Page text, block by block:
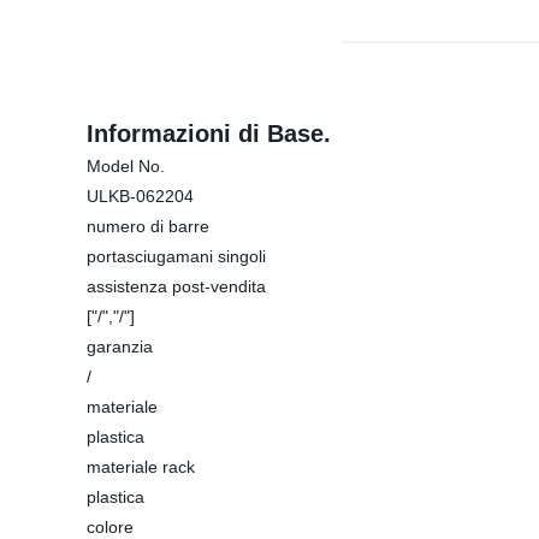
Informazioni di Base.
Model No.
ULKB-062204
numero di barre
portasciugamani singoli
assistenza post-vendita
["/","/"]
garanzia
/
materiale
plastica
materiale rack
plastica
colore